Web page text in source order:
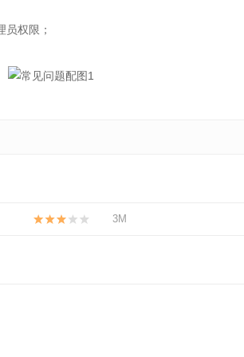
权限；
3M